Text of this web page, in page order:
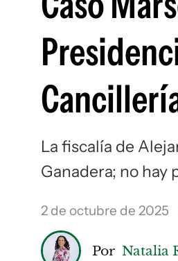
La fiscalía de
Ganadera; no hay
2 de octubre de 2025
Por Natalia